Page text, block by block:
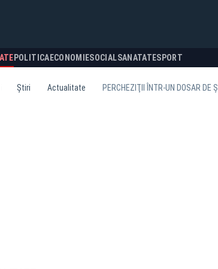
POLITICA ECONOMIESOCIALSANATATESPORT
Știri Actualitate PERCHEZIŢII ÎNTR-UN DOSAR DE